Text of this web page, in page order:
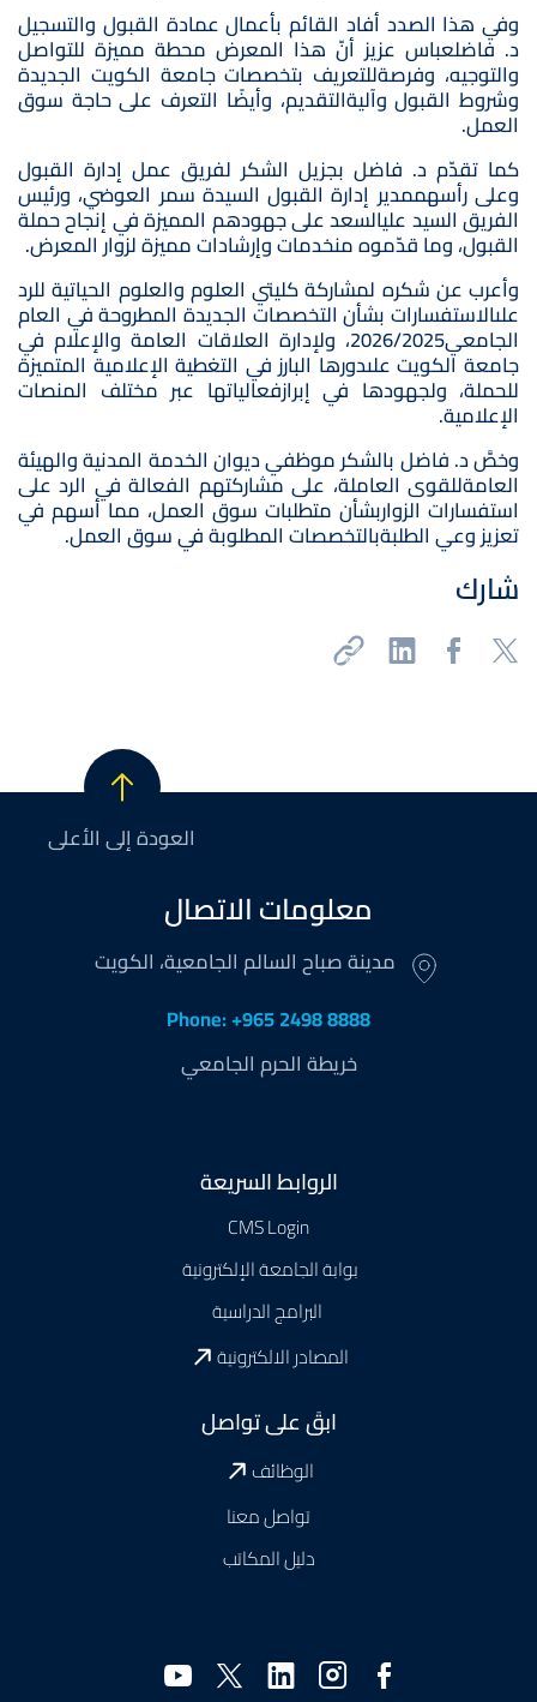
وفي هذا الصدد أفاد القائم بأعمال عمادة القبول والتسجيل
د. فاضلعباس عزيز أنّ هذا المعرض محطة مميزة للتواصل
والتوجيه، وفرصةللتعريف بتخصصات جامعة الكويت الجديدة
وشروط القبول وآليةالتقديم، وأيضًا التعرف على حاجة سوق
العمل.
كما تقدّم د. فاضل بجزيل الشكر لفريق عمل إدارة القبول
وعلى رأسهممدير إدارة القبول السيدة سمر العوضي، ورئيس
الفريق السيد عليالسعد على جهودهم المميزة في إنجاح حملة
القبول، وما قدّموه منخدمات وإرشادات مميزة لزوار المعرض.
وأعرب عن شكره لمشاركة كليتي العلوم والعلوم الحياتية للرد
علىالاستفسارات بشأن التخصصات الجديدة المطروحة في العام
الجامعي2026/2025، ولإدارة العلاقات العامة والإعلام في
جامعة الكويت علىدورها البارز في التغطية الإعلامية المتميزة
للحملة، ولجهودها في إبرازفعالياتها عبر مختلف المنصات
الإعلامية.
وخصَّ د. فاضل بالشكر موظفي ديوان الخدمة المدنية والهيئة
العامةللقوى العاملة، على مشاركتهم الفعالة في الرد على
استفسارات الزواربشأن متطلبات سوق العمل، مما أسهم في
تعزيز وعي الطلبةبالتخصصات المطلوبة في سوق العمل.
شارك
العودة إلى الأعلى
معلومات الاتصال
مدينة صباح السالم الجامعية، الكويت
Phone: +965 2498 8888
خريطة الحرم الجامعي
الروابط السريعة
CMS Login
بوابة الجامعة الإلكترونية
البرامج الدراسية
المصادر الالكترونية
ابقَ على تواصل
الوظائف
تواصل معنا
دليل المكاتب